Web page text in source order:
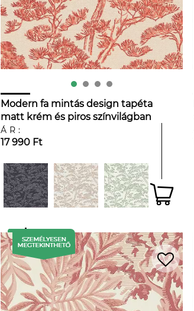
Modern fa mintás design tapéta
matt krém és piros színvilágban
ÁR:
17 990 Ft